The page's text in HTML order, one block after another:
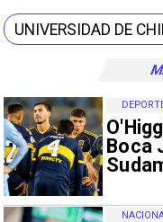
Boca
UNIVERSIDAD DE